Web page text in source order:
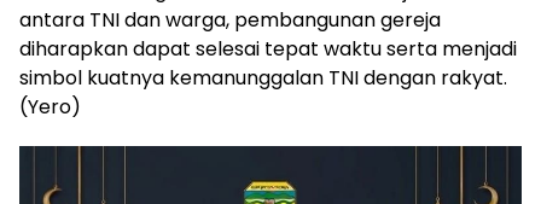
antara TNI dan warga, pembangunan gereja
diharapkan dapat selesai tepat waktu serta menjadi
simbol kuatnya kemanunggalan TNI dengan rakyat.
(Yero)